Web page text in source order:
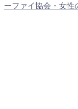
ーファイ協会・女性